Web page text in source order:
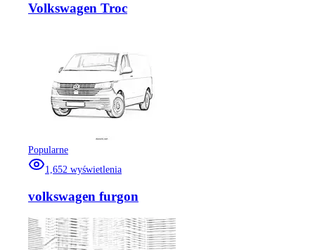
Volkswagen Troc
Popularne
1,652 wyświetlenia
volkswagen furgon